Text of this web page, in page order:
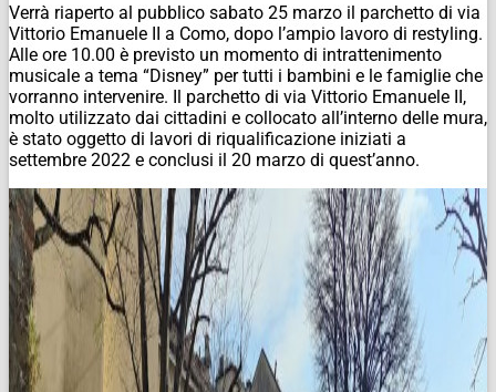
Verrà riaperto al pubblico sabato 25 marzo il parchetto di via
Vittorio Emanuele II a Como, dopo l’ampio lavoro di restyling.
Alle ore 10.00 è previsto un momento di intrattenimento
musicale a tema “Disney” per tutti i bambini e le famiglie che
vorranno intervenire. Il parchetto di via Vittorio Emanuele II,
molto utilizzato dai cittadini e collocato all’interno delle mura,
è stato oggetto di lavori di riqualificazione iniziati a
settembre 2022 e conclusi il 20 marzo di quest’anno.